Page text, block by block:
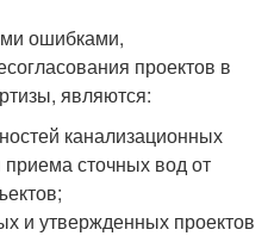
ошибками,
проектов в
являются:
канализационных
сточных вод от
и утвержденных проектов